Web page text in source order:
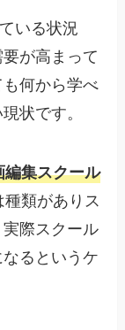
いる状況
が高まって
何から学べ
状です。
編集スクール
類がありス
際スクール
るというケ